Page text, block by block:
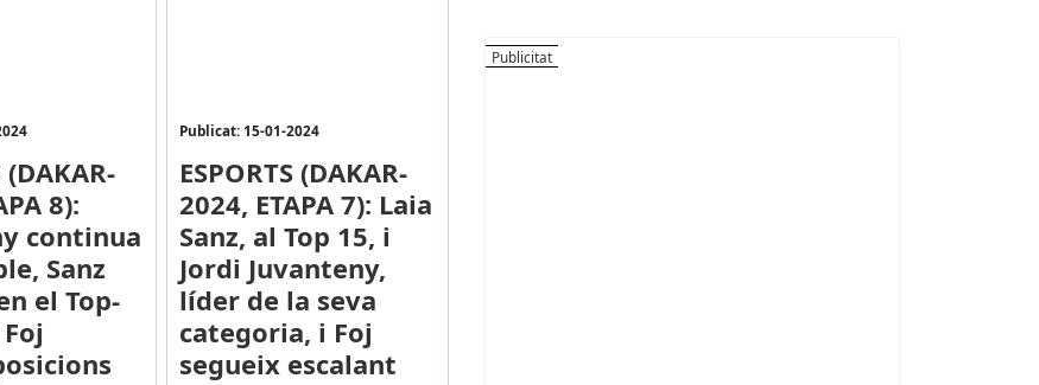
(DAKAR-
8):
continua
Sanz
el Top-
Publicat: 15-01-2024
ESPORTS (DAKAR-
2024, ETAPA 7): Laia
Sanz, al Top 15, i
Jordi Juvanteny,
líder de la seva
categoria, i Foj
segueix escalant